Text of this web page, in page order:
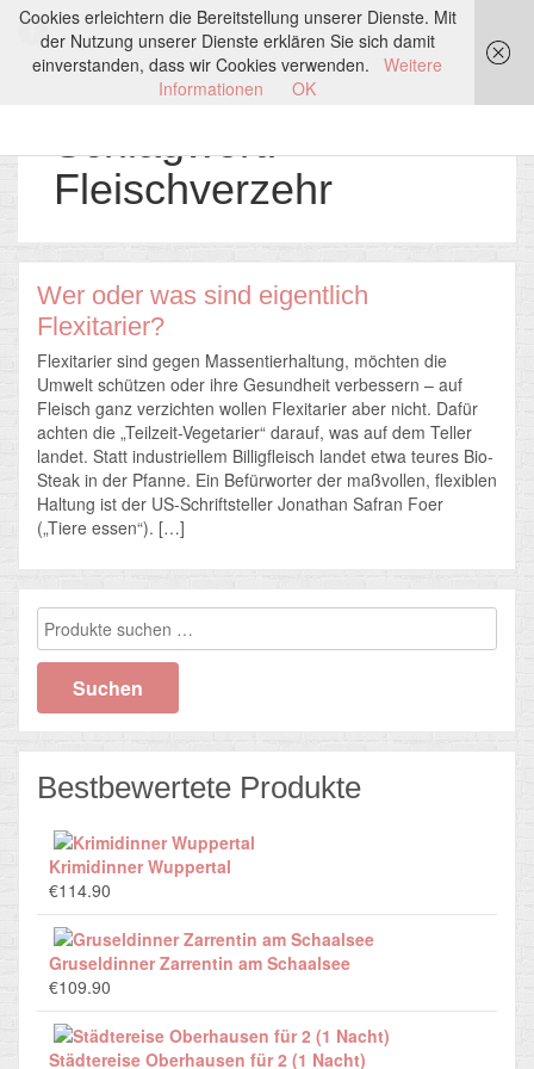
Schlagwort:
Fleischverzehr
Wer oder was sind eigentlich
Flexitarier?
Flexitarier sind gegen Massentierhaltung, möchten die
Umwelt schützen oder ihre Gesundheit verbessern – auf
Fleisch ganz verzichten wollen Flexitarier aber nicht. Dafür
achten die „Teilzeit-Vegetarier“ darauf, was auf dem Teller
landet. Statt industriellem Billigfleisch landet etwa teures Bio-
Steak in der Pfanne. Ein Befürworter der maßvollen, flexiblen
Haltung ist der US-Schriftsteller Jonathan Safran Foer
(„Tiere essen“). […]
Suchen
nach:
Suchen
Bestbewertete Produkte
Krimidinner Wuppertal
€114.90
Gruseldinner Zarrentin am Schaalsee
€109.90
Städtereise Oberhausen für 2 (1 Nacht)
Cookies erleichtern die Bereitstellung unserer Dienste. Mit
der Nutzung unserer Dienste erklären Sie sich damit
einverstanden, dass wir Cookies verwenden.
Weitere
Informationen
OK